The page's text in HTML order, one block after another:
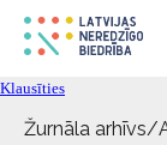
Pakalpojumi
Par biedrību
Klausīties
Žurnāla arhīvs/